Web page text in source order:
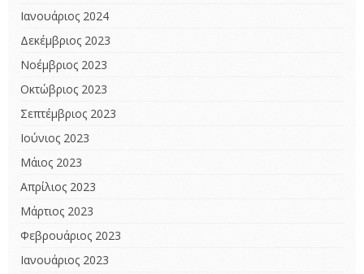
Ιανουάριος 2024
Δεκέμβριος 2023
Νοέμβριος 2023
Οκτώβριος 2023
Σεπτέμβριος 2023
Ιούνιος 2023
Μάιος 2023
Απρίλιος 2023
Μάρτιος 2023
Φεβρουάριος 2023
Ιανουάριος 2023